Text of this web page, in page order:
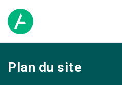
Plan du site